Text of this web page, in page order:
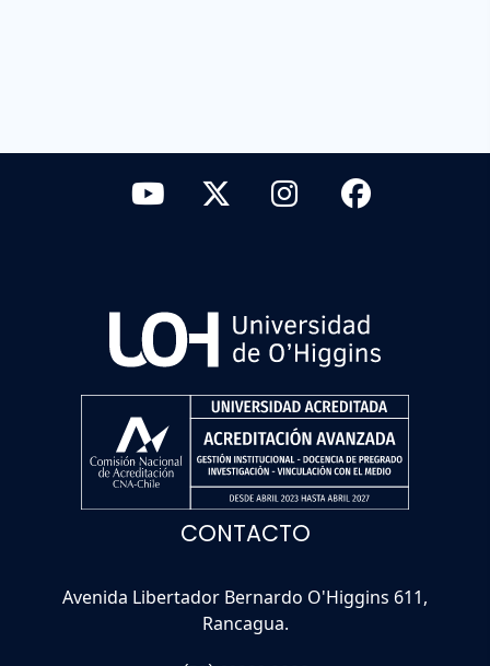
CONTACTO
Avenida Libertador Bernardo O'Higgins 611,
Rancagua.